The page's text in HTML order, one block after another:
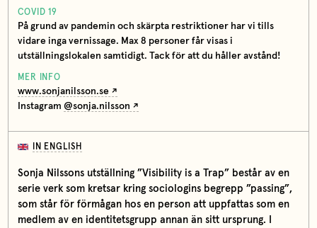
COVID 19
På grund av pandemin och skärpta restriktioner har vi tills
vidare inga vernissage. Max 8 personer får visas i
utställningslokalen samtidigt. Tack för att du håller avstånd!
MER INFO
www.sonjanilsson.se
Instagram @sonja.nilsson
IN ENGLISH
Sonja Nilssons utställning ”Visibility is a Trap” består av en
serie verk som kretsar kring sociologins begrepp ”passing”,
som står för förmågan hos en person att uppfattas som en
medlem av en identitetsgrupp annan än sitt ursprung. I